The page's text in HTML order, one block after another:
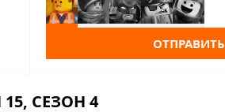
ОТПРАВИТЬ
СЕЗОН 4